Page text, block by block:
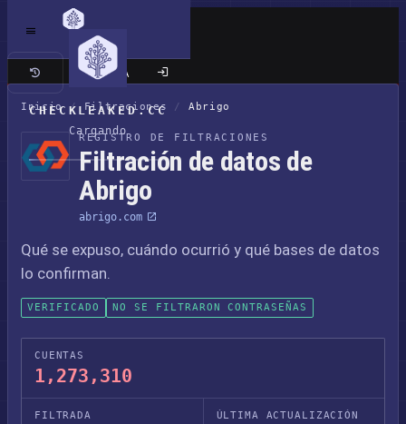
CHECKLEAKED.CC
Cargando
Sitio clásico
Inicio / Filtraciones / Abrigo
REGISTRO DE FILTRACIONES
Filtración de datos de
Abrigo
abrigo.com
Qué se expuso, cuándo ocurrió y qué bases de datos
lo confirman.
VERIFICADO NO SE FILTRARON CONTRASEÑAS
CUENTAS
1,273,310
FILTRADA ÚLTIMA ACTUALIZACIÓN